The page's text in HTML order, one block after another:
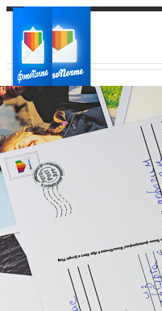
Ваш город:
Ваш регион доставки
Выберите из списка: